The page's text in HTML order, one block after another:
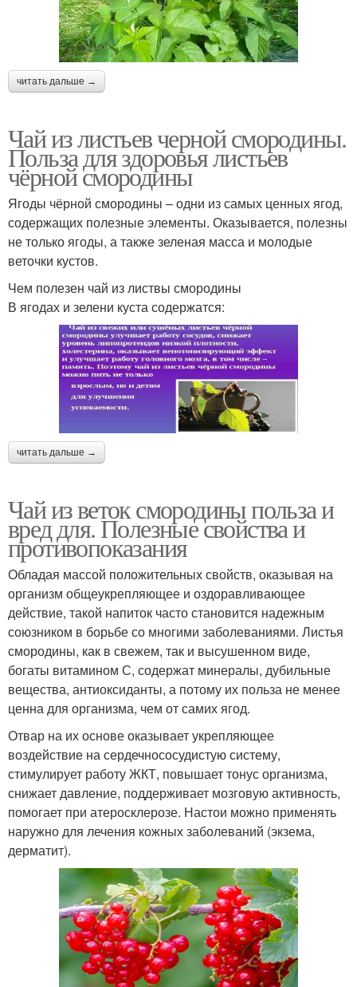
читать дальше →
Чай из листьев черной смородины.
Польза для здоровья листьев
чёрной смородины
Ягоды чёрной смородины – одни из самых ценных ягод,
содержащих полезные элементы. Оказывается, полезны
не только ягоды, а также зеленая масса и молодые
веточки кустов.
Чем полезен чай из листвы смородины
В ягодах и зелени куста содержатся:
читать дальше →
Чай из веток смородины польза и
вред для. Полезные свойства и
противопоказания
Обладая массой положительных свойств, оказывая на
организм общеукрепляющее и оздоравливающее
действие, такой напиток часто становится надежным
союзником в борьбе со многими заболеваниями. Листья
смородины, как в свежем, так и высушенном виде,
богаты витамином С, содержат минералы, дубильные
вещества, антиоксиданты, а потому их польза не менее
ценна для организма, чем от самих ягод.
Отвар на их основе оказывает укрепляющее
воздействие на сердечнососудистую систему,
стимулирует работу ЖКТ, повышает тонус организма,
снижает давление, поддерживает мозговую активность,
помогает при атеросклерозе. Настои можно применять
наружно для лечения кожных заболеваний (экзема,
дерматит).